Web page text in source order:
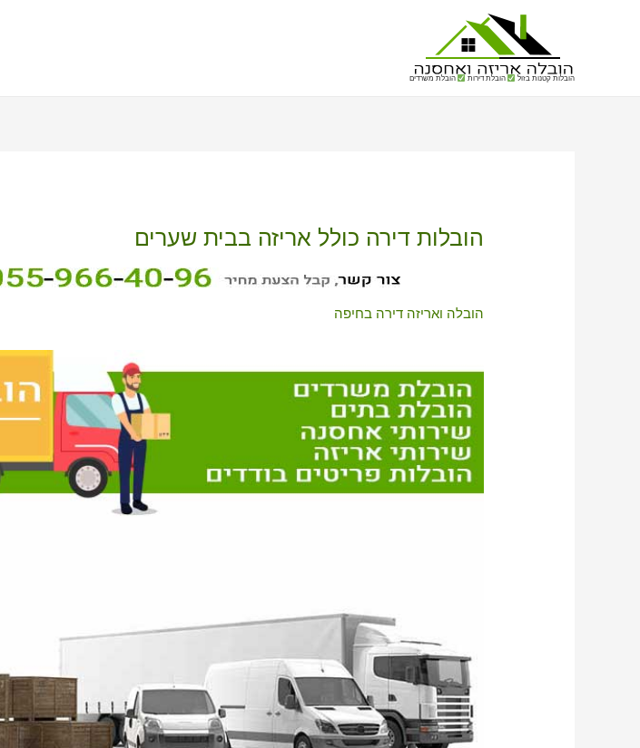
הובלות קטנות בזול הובלת דירות הובלת משרדים
הובלות דירה כולל אריזה בבית שערים
הובלה ואריזה דירה בחיפה